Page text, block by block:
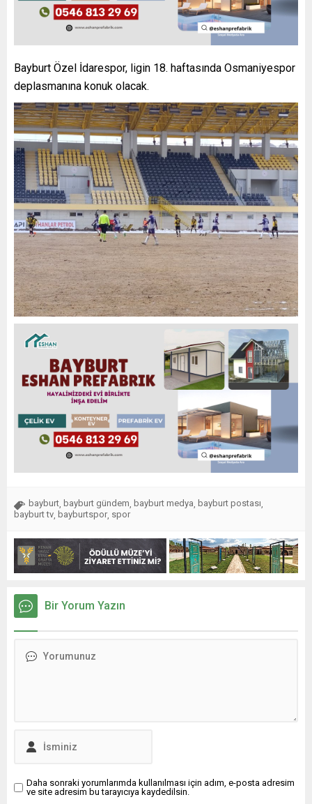
Bayburt Özel İdarespor, ligin 18. haftasında Osmaniyespor
deplasmanına konuk olacak.
bayburt bayburt gündem bayburt medya bayburt postası
bayburt tv bayburtspor spor
Bir Yorum Yazın
Daha sonraki yorumlarımda kullanılması için adım, e-posta adresim
ve site adresim bu tarayıcıya kaydedilsin.